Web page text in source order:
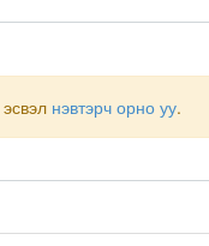
эсвэл нэвтэрч орно уу.